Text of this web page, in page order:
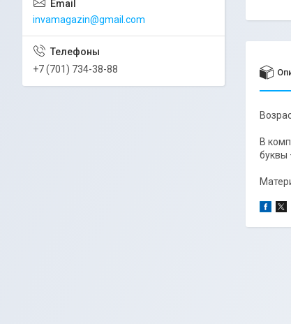
В
буквы
invamagazin@gmail.com
+7 (701) 734-38-88